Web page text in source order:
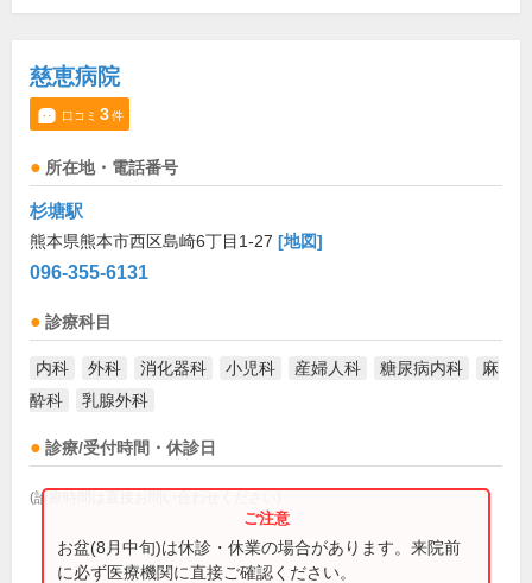
慈恵病院
口コミ 3件
所在地・電話番号
杉塘駅
熊本県熊本市西区島崎6丁目1-27 [地図]
096-355-6131
診療科目
内科 外科 消化器科 小児科 産婦人科 糖尿病内科
麻
酔科
乳腺外科
診療/受付時間・休診日
(診療時間は直接お問い合わせください)
お盆(8月中旬)は休診・休業の場合があります。来院前
に必ず医療機関に直接ご確認ください。